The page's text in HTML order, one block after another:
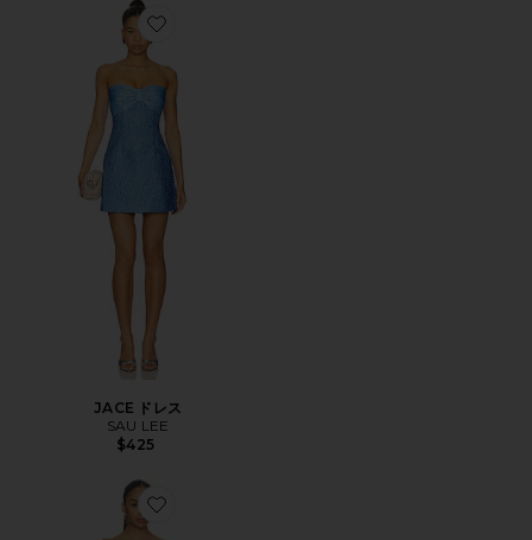
Favorite JACE ドレス
JACE ドレス
SAU LEE
$425
Favorite ANDI ドレス